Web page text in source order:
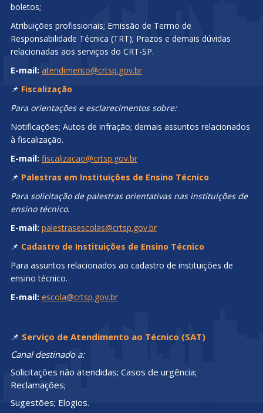
boletos;
Atribuições profissionais; Emissão de Termo de
Responsabilidade Técnica (TRT); Prazos e demais dúvidas
relacionadas aos serviços do CRT-SP.
E-mail: atendimento@crtsp.gov.br
📌 Fiscalização
Para orientações e esclarecimentos sobre:
Notificações; Autos de infração; demais assuntos relacionados
à fiscalização.
E-mail: fiscalizacao@crtsp.gov.br
📌 Palestras em Instituições de Ensino Técnico
Para solicitação de palestras orientativas nas instituições de
ensino técnico.
E-mail: palestrasescolas@crtsp.gov.br
📌 Cadastro de Instituições de Ensino Técnico
Para assuntos relacionados ao cadastro de instituições de
ensino técnico.
E-mail: escola@crtsp.gov.br
📌 Serviço de Atendimento ao Técnico (SAT)
Canal destinado a:
Solicitações não atendidas; Casos de urgência;
Reclamações;
Sugestões; Elogios.